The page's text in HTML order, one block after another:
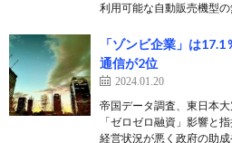
利用可能な自動販売機型
「ゾンビ企業」は
通信が2位
2024.01.20
帝国データ調査、東日本
「ゼロゼロ融資」影響と
経営状況が悪く政府の助